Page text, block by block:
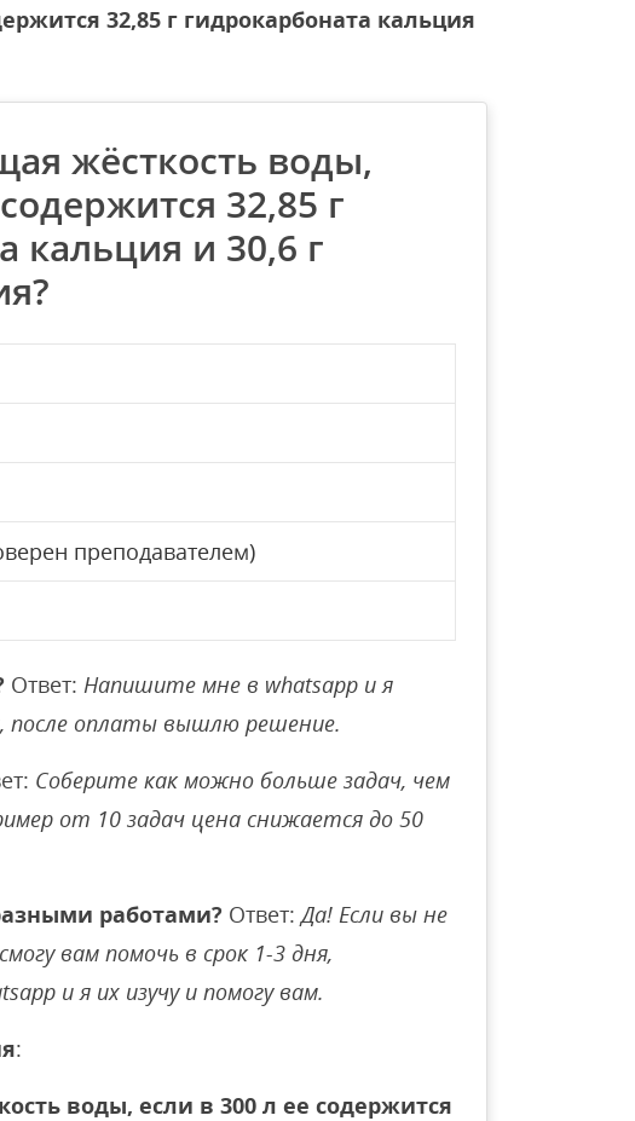
32,85 г гидрокарбоната кальция
жёсткость воды,
32,85 г
кальция и 30,6 г
преподавателем)
Ответ: Напишите мне в whatsapp и я
оплаты вышлю решение.
Соберите как можно больше задач, чем
от 10 задач цена снижается до 50
работами? Ответ:Да! Если вы не
вам помочь в срок 1-3 дня,
и я их изучу и помогу вам.
:
воды, если в 300 л ее содержится